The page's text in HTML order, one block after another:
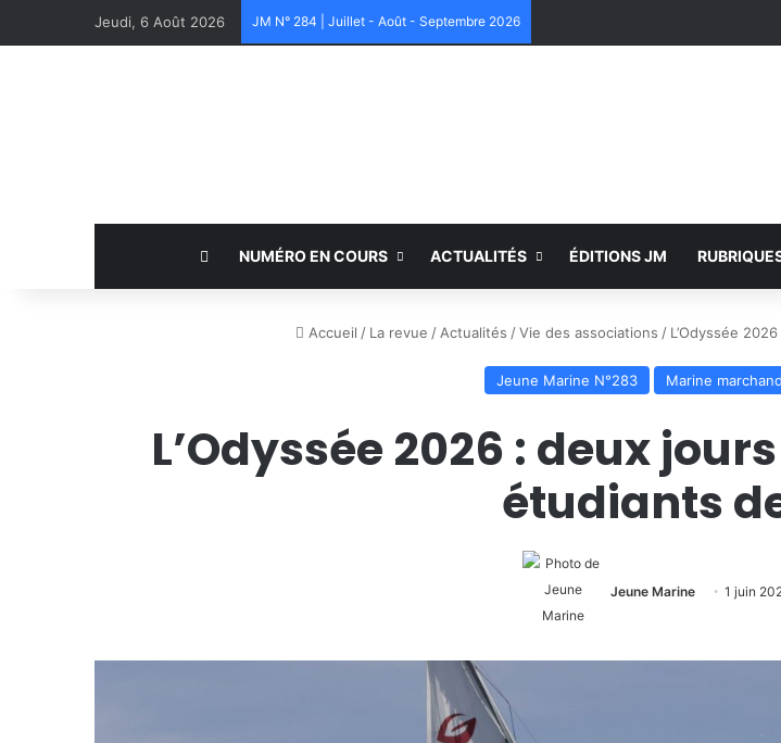
Jeudi, 6 Août 2026 JM N° 284 | Juillet - Août - Septembre 2026
NUMÉRO EN COURS ACTUALITÉS ÉDITIONS JM
Accueil / La revue / Actualités / Vie des associations / L’Odyssée
Jeune Marine N°283 Marine
L’Odyssée 2026 : deux
étudiants
Jeune Marine 1 juin